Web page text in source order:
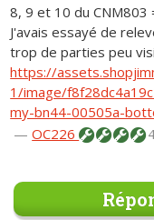
8, 9 et 10 du CNM803
J'avais essayé de
trop de parties peu
https://
1/image/
my-bn44-00505a-
—OC226